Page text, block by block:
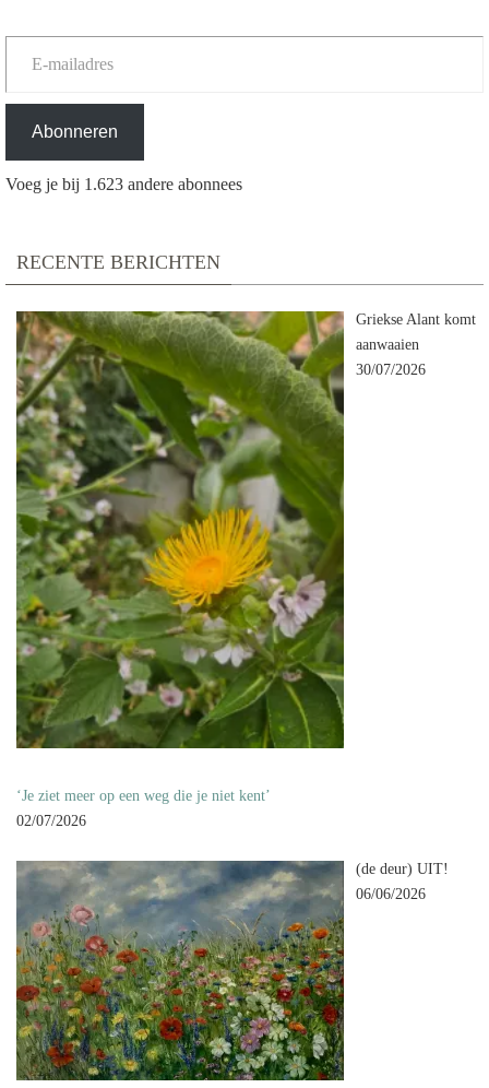
E-mailadres
Abonneren
Voeg je bij 1.623 andere abonnees
RECENTE BERICHTEN
Griekse Alant komt
aanwaaien
30/07/2026
‘Je ziet meer op een weg die je niet kent’
02/07/2026
(de deur) UIT!
06/06/2026